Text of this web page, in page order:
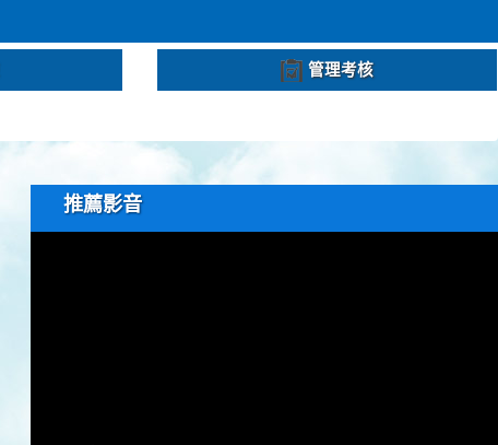
管理考核
推薦影音